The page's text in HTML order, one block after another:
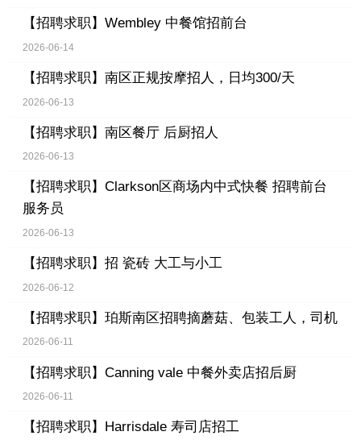
【招聘求职】 Wembley 中餐馆招前台
2026-06-14
【招聘求职】 南区正规按摩招人，日均300/天
2026-06-13
【招聘求职】 南区餐厅 后厨招人
2026-06-13
【招聘求职】 Clarkson区商场内中式快餐 招聘前台
服务员
2026-06-13
【招聘求职】 招 瓷砖 大工与小工
2026-06-12
【招聘求职】 珀斯南区招聘摘蘑菇、包装工人，司机
2026-06-11
【招聘求职】 Canning vale 中餐外卖店招后厨
2026-06-11
【招聘求职】 Harrisdale 寿司店招工